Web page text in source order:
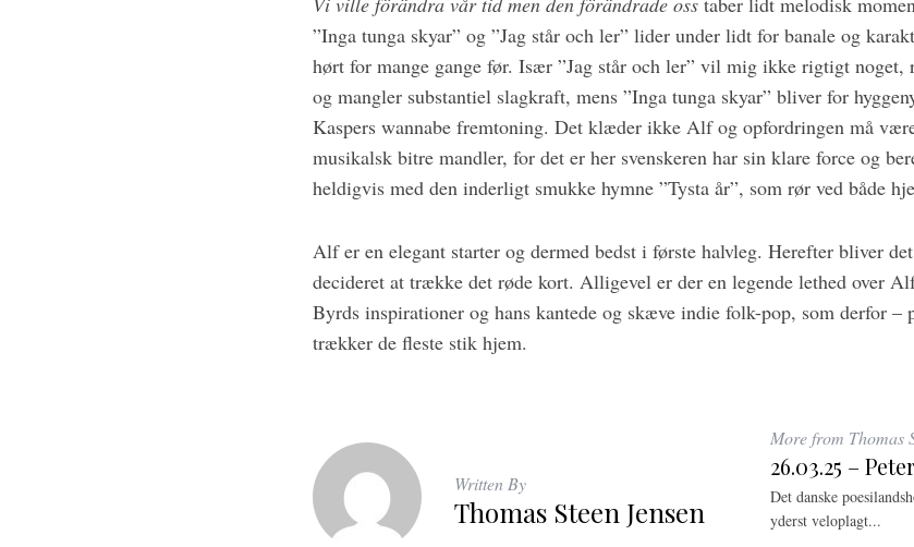
”Inga tunga skyar” og ”Jag står och ler” lider under lidt for banale og
hørt for mange gange før. Især ”Jag står och ler” vil mig ikke rigtigt
og mangler substantiel slagkraft, mens ”Inga tunga skyar” bliver for
Kaspers wannabe fremtoning. Det klæder ikke Alf og opfordringen må
musikalsk bitre mandler, for det er her svenskeren har sin klare force og
heldigvis med den inderligt smukke hymne ”Tysta år”, som rør ved både
Alf er en elegant starter og dermed bedst i første halvleg. Herefter bliver
decideret at trække det røde kort. Alligevel er der en legende lethed over
Byrds inspirationer og hans kantede og skæve indie folk-pop, som derfor –
trækker de fleste stik hjem.
Written By
Thomas Steen Jensen
More from Thomas
26.03.25 –
Det danske
yderst veloplagt...